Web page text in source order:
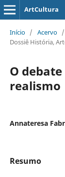
ArtCultura
Início / Acervo /
Dossiê História,
O
realismo
Annateresa
Resumo